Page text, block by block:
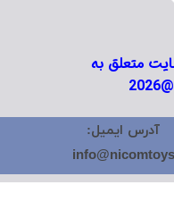
آدرس ایمیل: